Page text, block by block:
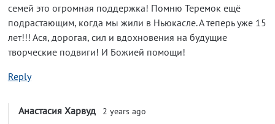
семей это огромная поддержка! Помню Теремок ещё
подрастающим, когда мы жили в Ньюкасле. А теперь уже 15
лет!!! Ася, дорогая, сил и вдохновения на будущие
творческие подвиги! И Божией помощи!
Reply
Анастасия Харвуд 2 years ago